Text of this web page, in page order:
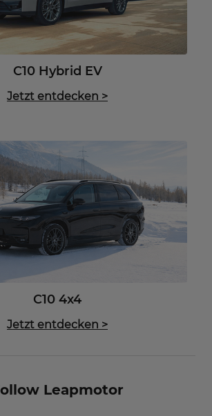
C10 Hybrid EV
Jetzt entdecken >
C10 4x4
Jetzt entdecken >
Leapmotor